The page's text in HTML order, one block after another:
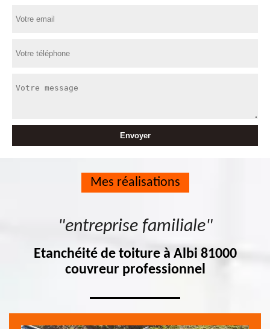
Mes réalisations
"entreprise familiale"
Etanchéité de toiture à Albi 81000
couvreur professionnel